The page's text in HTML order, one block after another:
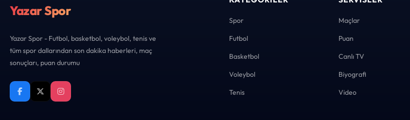
Yazar Spor
Yazar Spor - Futbol, basketbol, voleybol, tenis ve
tüm spor dallarından son dakika haberleri, maç
sonuçları, puan durumu
Spor
Futbol
Basketbol
Voleybol
Tenis
Maçlar
Puan
Canlı TV
Biyografi
Video